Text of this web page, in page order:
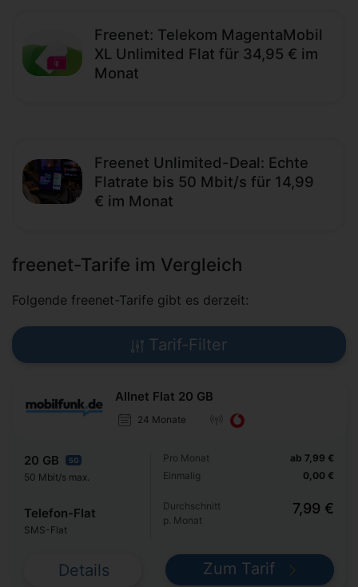
Freenet: Telekom MagentaMobil
XL Unlimited Flat für 34,95 € im
Monat
Freenet Unlimited-Deal: Echte
Flatrate bis 50 Mbit/s für 14,99
€ im Monat
freenet-Tarife im Vergleich
Folgende freenet-Tarife gibt es derzeit:
Tarif-Filter
Allnet Flat 20 GB
24 Monate
20 GB 5G
50 Mbit/s max.
Telefon-Flat
SMS-Flat
Pro Monat
Einmalig
ab 7,99 €
0,00 €
Durchschnitt
p. Monat
7,99 €
Details Zum Tarif